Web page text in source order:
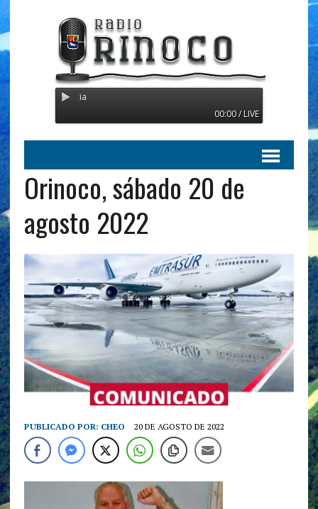
Radio Orinoco -
00:00 / LIVE
Orinoco, sábado 20 de
agosto 2022
PUBLICADO POR: CHEO 20 DE AGOSTO DE 2022